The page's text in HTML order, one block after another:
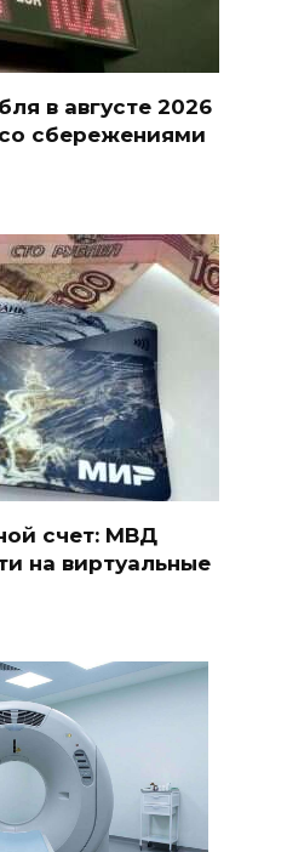
в августе 2026
сбережениями
счет: МВД
на виртуальные